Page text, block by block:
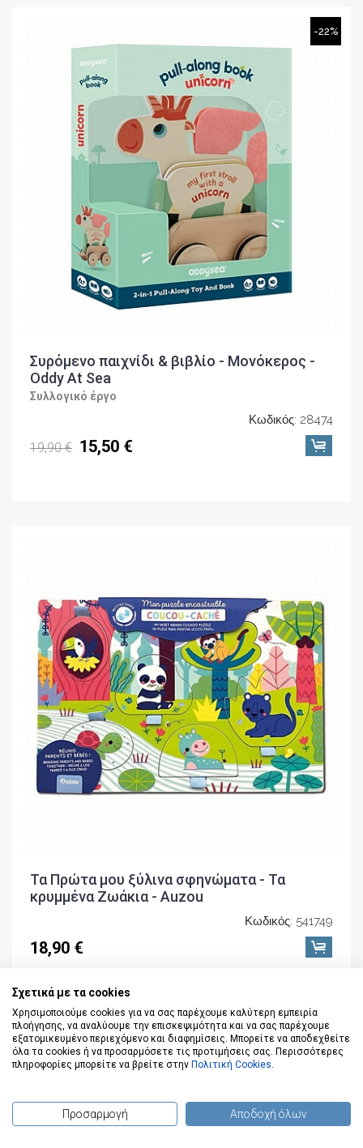
-22%
Συρόμενο παιχνίδι & βιβλίο - Μονόκερος -
Oddy At Sea
Συλλογικό έργο
Κωδικός: 28474
19,90 € 15,50 €
Τα Πρώτα μου ξύλινα σφηνώματα - Τα
κρυμμένα Ζωάκια - Auzou
Κωδικός: 541749
18,90 €
-23%
(0) προϊόντα
Σχετικά με τα cookies
Χρησιμοποιούμε cookies για να σας παρέχουμε καλύτερη εμπειρία
πλοήγησης, να αναλύουμε την επισκεψιμότητα και να σας παρέχουμε
εξατομικευμένο περιεχόμενο και διαφημίσεις. Μπορείτε να αποδεχθείτε
όλα τα cookies ή να προσαρμόσετε τις προτιμήσεις σας. Περισσότερες
πληροφορίες μπορείτε να βρείτε στην Πολιτική Cookies.
Προσαρμογή Αποδοχή όλων